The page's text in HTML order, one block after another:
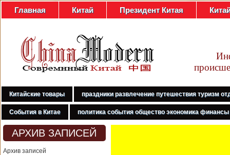
Главная Китай Президент Китая
Китайские товары праздники развлечение путешествия туризм
События в Китае политика события общество экономика финансы
АРХИВ ЗАПИСЕЙ
Архив записей